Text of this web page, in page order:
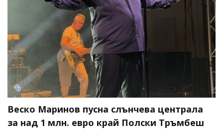
Веско Маринов пусна слънчева централа
за над 1 млн. евро край Полски Тръмбеш